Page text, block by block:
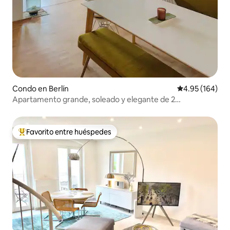
Condo en Berlín Calificación
4.95 (164)
Apartamento grande, soleado y elegante de 2
Favorito entre huéspedes preferido
Favorito entre huéspedes